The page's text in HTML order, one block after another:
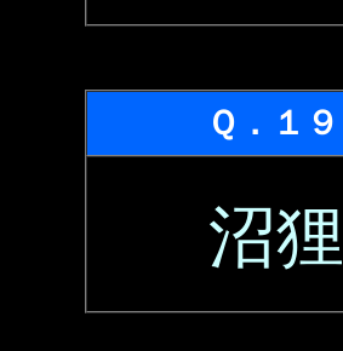
Ｑ．１９
沼狸